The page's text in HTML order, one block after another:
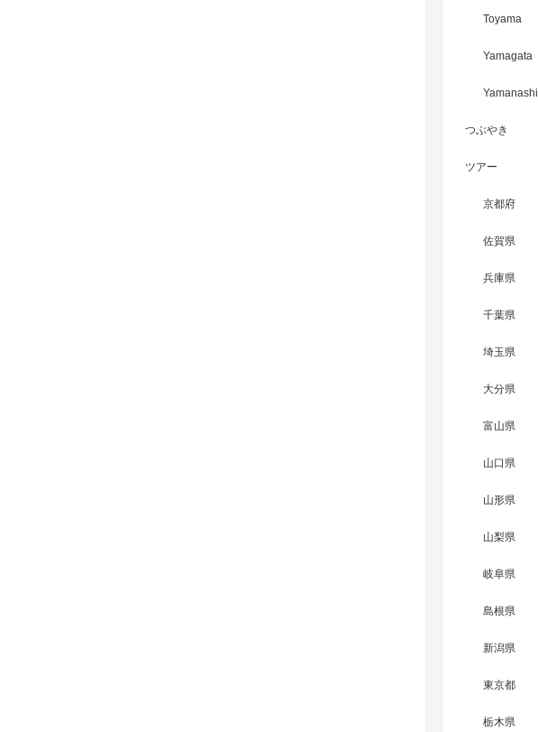
Toyama
Yamagata
Yamanashi
つぶやき
ツアー
京都府
佐賀県
兵庫県
千葉県
埼玉県
大分県
富山県
山口県
山形県
山梨県
岐阜県
島根県
新潟県
東京都
栃木県